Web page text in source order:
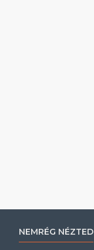
NEMRÉG NÉZTED